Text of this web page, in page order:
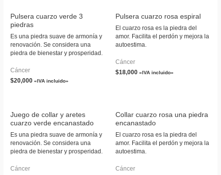
Pulsera cuarzo verde 3
piedras
Es una piedra suave de armonía y
renovación. Se considera una
piedra de bienestar y prosperidad.
Cáncer
$20,000 «IVA incluido»
Pulsera cuarzo rosa espiral
El cuarzo rosa es la piedra del
amor. Facilita el perdón y mejora la
autoestima.
Cáncer
$18,000 «IVA incluido»
Juego de collar y aretes
cuarzo verde encanastado
Es una piedra suave de armonía y
renovación. Se considera una
piedra de bienestar y prosperidad.
Cáncer
Collar cuarzo rosa una piedra
encanastado
El cuarzo rosa es la piedra del
amor. Facilita el perdón y mejora la
autoestima.
Cáncer